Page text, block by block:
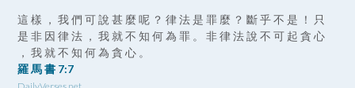
這 樣 ， 我 們 可 說 甚 麼 呢 ？ 律 法 是 罪 麼 ？ 斷 乎 不 是 ！ 只
是 非 因 律 法 ， 我 就 不 知 何 為 罪 。 非 律 法 說 不 可 起 貪 心
， 我 就 不 知 何 為 貪 心 。
羅 馬 書 7:7